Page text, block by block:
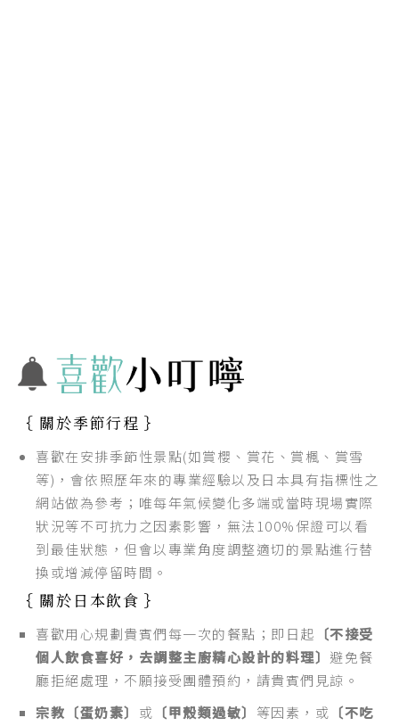
｛ 關於季節行程 ｝
喜歡在安排季節性景點(如賞櫻、賞花、賞楓、賞雪
等)，會依照歷年來的專業經驗以及日本具有指標性之
網站做為參考；唯每年氣候變化多端或當時現場實際
狀況等不可抗力之因素影響，無法100%保證可以看
到最佳狀態，但會以專業角度調整適切的景點進行替
換或增減停留時間。
｛ 關於日本飲食 ｝
喜歡用心規劃貴賓們每一次的餐點；即日起 〔不接受
個人飲食喜好，去調整主廚精心設計的料理〕 避免餐
廳拒絕處理，不願接受團體預約，請貴賓們見諒。
宗教〔蛋奶素〕 或 〔甲殼類過敏〕 等因素，或 〔不吃